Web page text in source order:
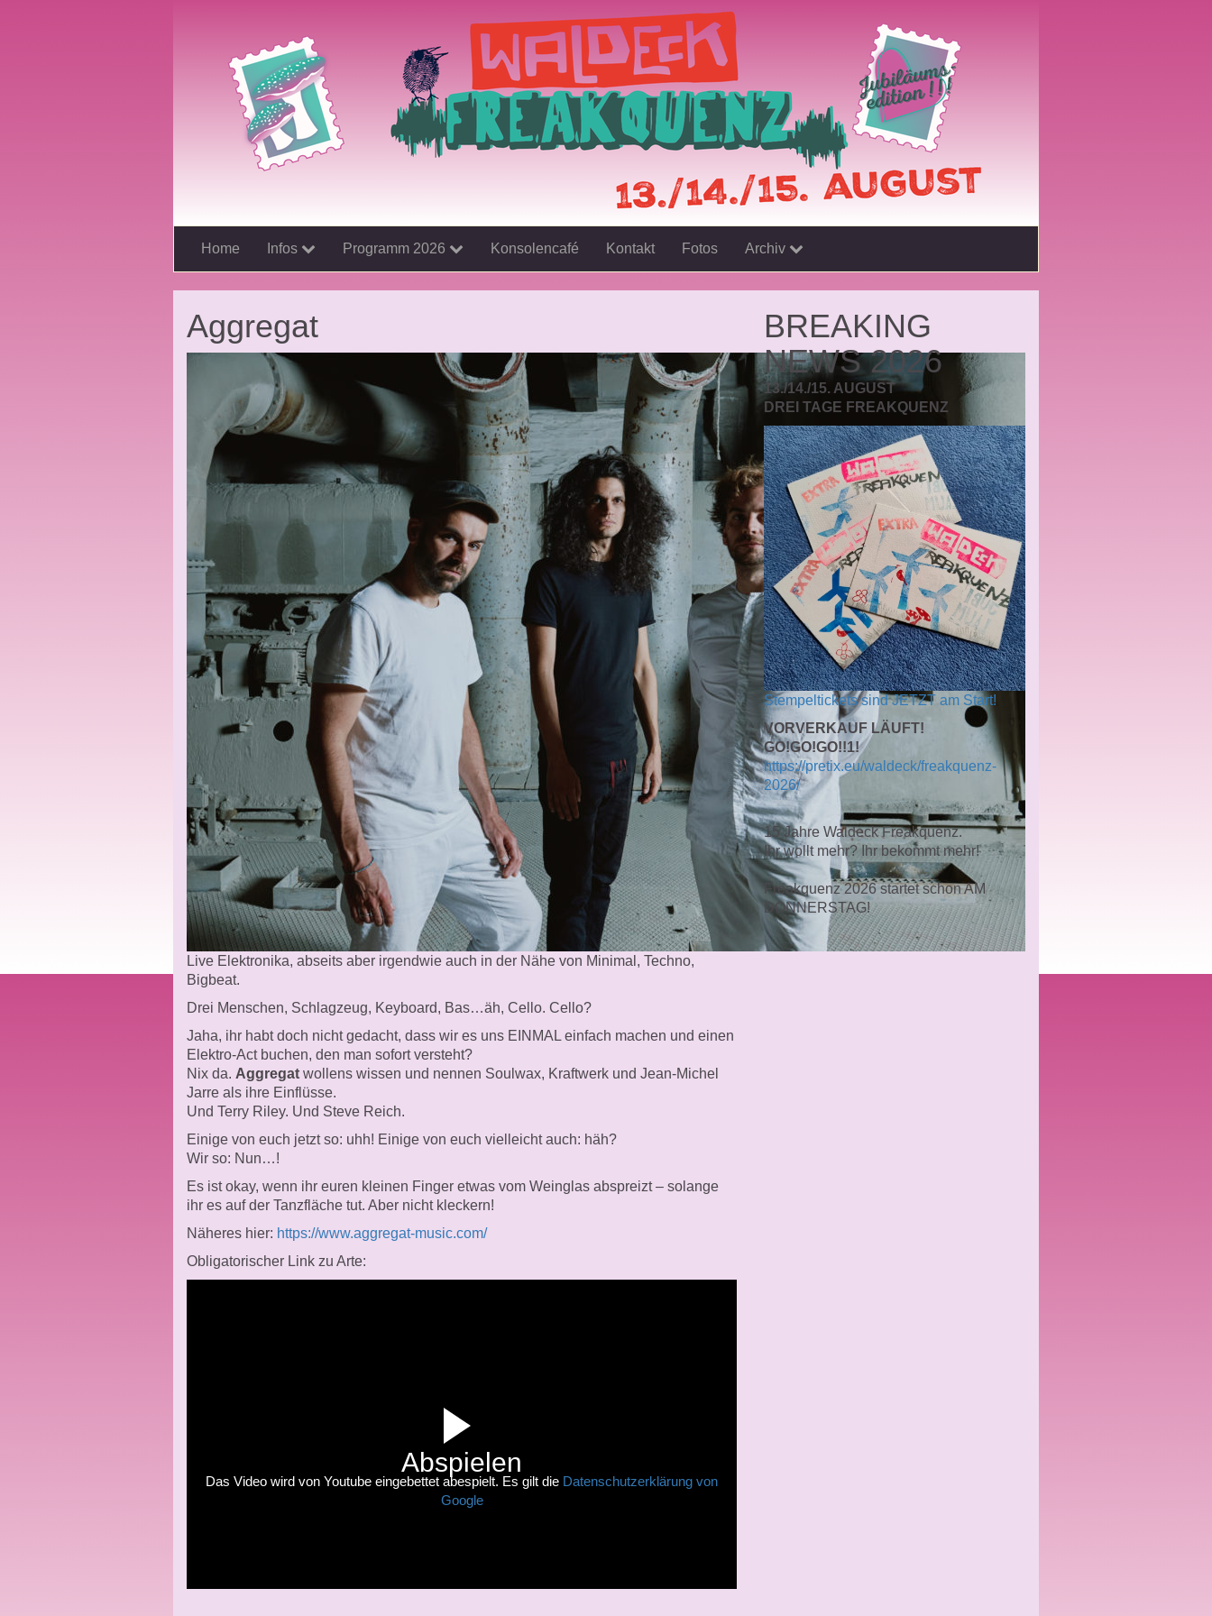
Home Infos Programm 2026 Konsolencafé Kontakt Fotos Archiv
Aggregat
Live Elektronika, abseits aber irgendwie auch in der Nähe von Minimal, Techno,
Bigbeat.
Drei Menschen, Schlagzeug, Keyboard, Bas…äh, Cello. Cello?
Jaha, ihr habt doch nicht gedacht, dass wir es uns EINMAL einfach machen und einen
Elektro-Act buchen, den man sofort versteht?
Nix da. Aggregat wollens wissen und nennen Soulwax, Kraftwerk und Jean-Michel
Jarre als ihre Einflüsse.
Und Terry Riley. Und Steve Reich.
Einige von euch jetzt so: uhh! Einige von euch vielleicht auch: häh?
Wir so: Nun…!
Es ist okay, wenn ihr euren kleinen Finger etwas vom Weinglas abspreizt – solange
ihr es auf der Tanzfläche tut. Aber nicht kleckern!
Näheres hier: https://www.aggregat-music.com/
Obligatorischer Link zu Arte:
Abspielen
Das Video wird von Youtube eingebettet abespielt. Es gilt die Datenschutzerklärung von
Google
BREAKING
NEWS 2026
13./14./15. AUGUST
DREI TAGE FREAKQUENZ
Stempeltickets sind JETZT am Start!
VORVERKAUF LÄUFT!
GO!GO!GO!!1!
https://pretix.eu/waldeck/freakquenz-
2026/
15 Jahre Waldeck Freakquenz.
Ihr wollt mehr? Ihr bekommt mehr!
Freakquenz 2026 startet schon AM
DONNERSTAG!